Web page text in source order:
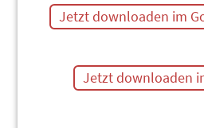
musikalisches Repertoire,
Country und Marsch zu
diversen Musikstilrichtungen
Instrumenten wie Cello,
Jetzt downloaden im
Jetzt downloaden